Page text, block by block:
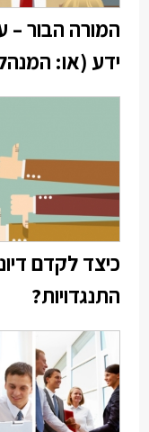
המורה הבור –
ידע (או:
כיצד לקדם
התנגדויות?